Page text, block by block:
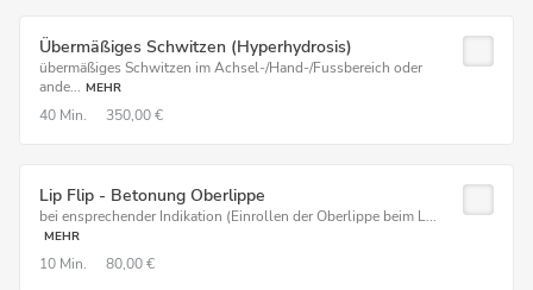
Übermäßiges Schwitzen (Hyperhydrosis)
übermäßiges Schwitzen im Achsel-/Hand-/Fussbereich oder
ande... MEHR
40 Min. 350,00 €
Lip Flip - Betonung Oberlippe
bei ensprechender Indikation (Einrollen der Oberlippe beim L...
MEHR
10 Min. 80,00 €